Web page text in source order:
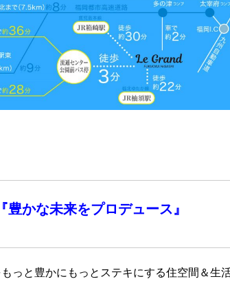
『豊かな未来をプロデュース』
っと豊かにもっとステキにする住空間＆生